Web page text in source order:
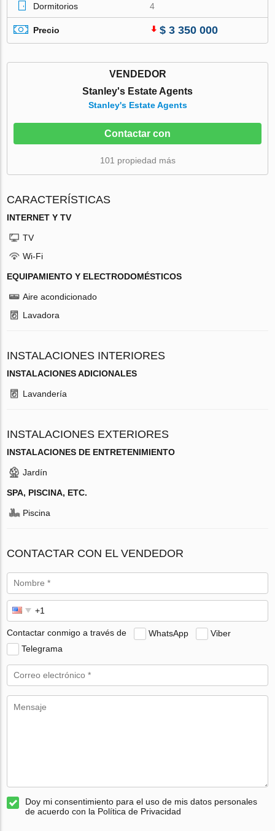
Dormitorios
4
Precio $ 3 350 000
VENDEDOR
Stanley's Estate Agents
Stanley's Estate Agents
Contactar con
101 propiedad más
CARACTERÍSTICAS
INTERNET Y TV
TV
Wi-Fi
EQUIPAMIENTO Y ELECTRODOMÉSTICOS
Aire acondicionado
Lavadora
INSTALACIONES INTERIORES
INSTALACIONES ADICIONALES
Lavandería
INSTALACIONES EXTERIORES
INSTALACIONES DE ENTRETENIMIENTO
Jardín
SPA, PISCINA, ETC.
Piscina
CONTACTAR CON EL VENDEDOR
Contactar conmigo a través de WhatsApp
Viber
Telegrama
Doy mi consentimiento para el uso de mis datos personales
de acuerdo con la Política de Privacidad